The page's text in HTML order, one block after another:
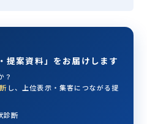
提案資料」をお届けします
？
し、上位表示・集客につながる提
診断